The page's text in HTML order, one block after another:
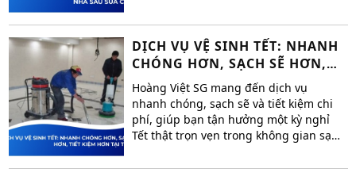
sạch hiệu quả, bạn cần chú ý đến
những khu vực dễ bị bỏ sót.
DỊCH VỤ VỆ SINH TẾT: NHANH
CHÓNG HƠN, SẠCH SẼ HƠN,
TIẾT KIỆM HƠN TẠI TP.HCM
Hoàng Việt SG mang đến dịch vụ
nhanh chóng, sạch sẽ và tiết kiệm chi
phí, giúp bạn tận hưởng một kỳ nghỉ
Tết thật trọn vẹn trong không gian sạch